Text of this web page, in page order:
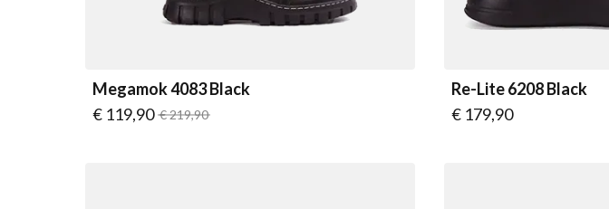
Megamok 4083 Black
Vanaf
€ 119,90 Normale prijs
€ 219,90
Re-Lite 6208 Black
Vanaf
€ 179,90